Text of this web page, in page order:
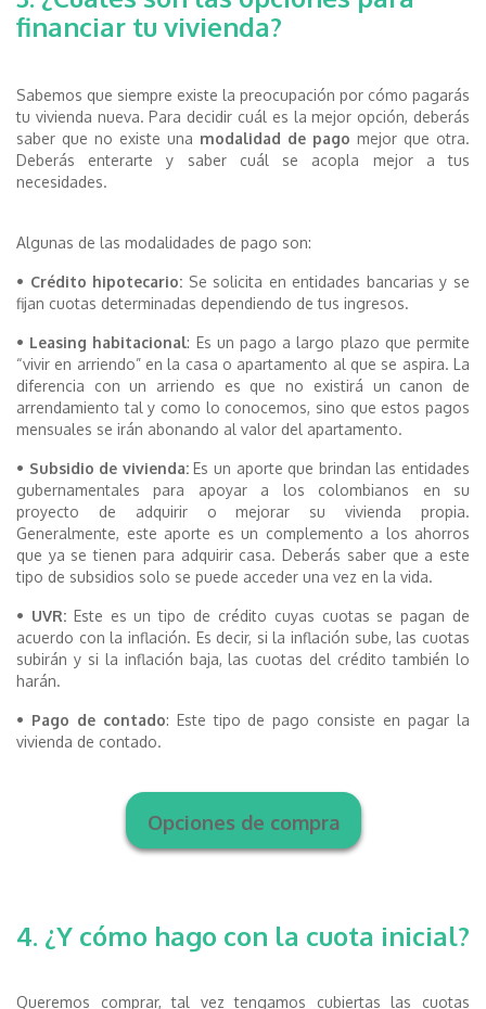
financiar tu vivienda?
Sabemos que siempre existe la preocupación por cómo pagarás
tu vivienda nueva. Para decidir cuál es la mejor opción, deberás
saber que no existe una modalidad de pago mejor que otra.
Deberás enterarte y saber cuál se acopla mejor a tus
necesidades.
Algunas de las modalidades de pago son:
• Crédito hipotecario: Se solicita en entidades bancarias y se
fijan cuotas determinadas dependiendo de tus ingresos.
• Leasing habitacional: Es un pago a largo plazo que permite
“vivir en arriendo” en la casa o apartamento al que se aspira. La
diferencia con un arriendo es que no existirá un canon de
arrendamiento tal y como lo conocemos, sino que estos pagos
mensuales se irán abonando al valor del apartamento.
• Subsidio de vivienda:Es un aporte que brindan las entidades
gubernamentales para apoyar a los colombianos en su
proyecto de adquirir o mejorar su vivienda propia.
Generalmente, este aporte es un complemento a los ahorros
que ya se tienen para adquirir casa. Deberás saber que a este
tipo de subsidios solo se puede acceder una vez en la vida.
• UVR:Este es un tipo de crédito cuyas cuotas se pagan de
acuerdo con la inflación. Es decir, si la inflación sube, las cuotas
subirán y si la inflación baja, las cuotas del crédito también lo
harán.
• Pago de contado: Este tipo de pago consiste en pagar la
vivienda de contado.
Opciones de compra
4. ¿Y cómo hago con la cuota inicial?
Queremos comprar, tal vez tengamos cubiertas las cuotas